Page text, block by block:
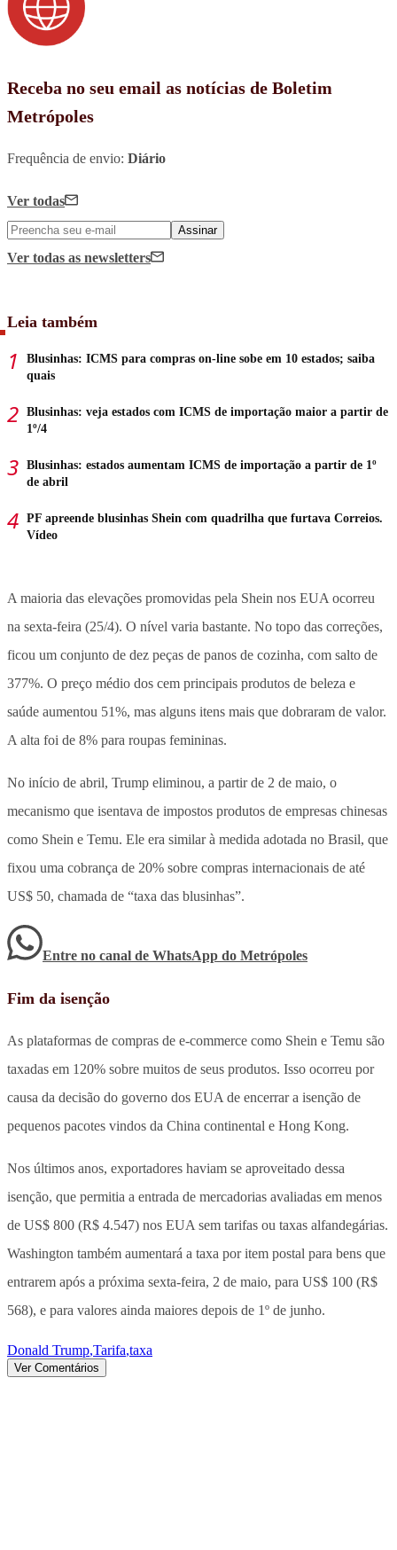
Receba no seu email as notícias de Boletim
Metrópoles
Frequência de envio: Diário
Ver todas
Assinar
Ver todas as newsletters
Leia também
Blusinhas: ICMS para compras on-line sobe em 10 estados; saiba
quais
Blusinhas: veja estados com ICMS de importação maior a partir de
1º/4
Blusinhas: estados aumentam ICMS de importação a partir de 1º
de abril
PF apreende blusinhas Shein com quadrilha que furtava Correios.
Vídeo
A maioria das elevações promovidas pela Shein nos EUA ocorreu
na sexta-feira (25/4). O nível varia bastante. No topo das correções,
ficou um conjunto de dez peças de panos de cozinha, com salto de
377%. O preço médio dos cem principais produtos de beleza e
saúde aumentou 51%, mas alguns itens mais que dobraram de valor.
A alta foi de 8% para roupas femininas.
No início de abril, Trump eliminou, a partir de 2 de maio, o
mecanismo que isentava de impostos produtos de empresas chinesas
como Shein e Temu. Ele era similar à medida adotada no Brasil, que
fixou uma cobrança de 20% sobre compras internacionais de até
US$ 50, chamada de “taxa das blusinhas”.
Entre no canal de WhatsApp do Metrópoles
Fim da isenção
As plataformas de compras de e-commerce como Shein e Temu são
taxadas em 120% sobre muitos de seus produtos. Isso ocorreu por
causa da decisão do governo dos EUA de encerrar a isenção de
pequenos pacotes vindos da China continental e Hong Kong.
Nos últimos anos, exportadores haviam se aproveitado dessa
isenção, que permitia a entrada de mercadorias avaliadas em menos
de US$ 800 (R$ 4.547) nos EUA sem tarifas ou taxas alfandegárias.
Washington também aumentará a taxa por item postal para bens que
entrarem após a próxima sexta-feira, 2 de maio, para US$ 100 (R$
568), e para valores ainda maiores depois de 1º de junho.
Donald Trump,Tarifa,taxa
Ver Comentários